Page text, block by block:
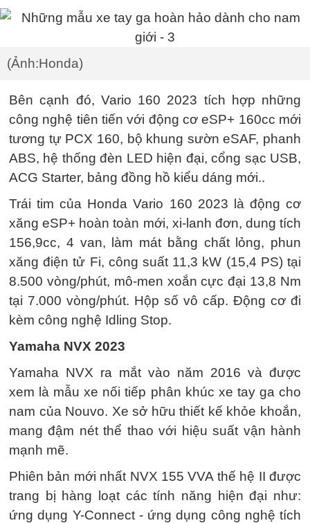
(Ảnh:Honda)
Bên cạnh đó, Vario 160 2023 tích hợp những
công nghệ tiên tiến với động cơ eSP+ 160cc mới
tương tự PCX 160, bộ khung sườn eSAF, phanh
ABS, hệ thống đèn LED hiện đại, cổng sạc USB,
ACG Starter, bảng đồng hồ kiểu dáng mới..
Trái tim của Honda Vario 160 2023 là động cơ
xăng eSP+ hoàn toàn mới, xi-lanh đơn, dung tích
156,9cc, 4 van, làm mát bằng chất lỏng, phun
xăng điện tử Fi, công suất 11,3 kW (15,4 PS) tại
8.500 vòng/phút, mô-men xoắn cực đại 13,8 Nm
tại 7.000 vòng/phút. Hộp số vô cấp. Động cơ đi
kèm công nghệ Idling Stop.
Yamaha NVX 2023
Yamaha NVX ra mắt vào năm 2016 và được
xem là mẫu xe nối tiếp phân khúc xe tay ga cho
nam của Nouvo. Xe sở hữu thiết kế khỏe khoắn,
mang đậm nét thể thao với hiệu suất vận hành
mạnh mẽ.
Phiên bản mới nhất NVX 155 VVA thế hệ II được
trang bị hàng loạt các tính năng hiện đại như:
ứng dụng Y-Connect - ứng dụng công nghệ tích